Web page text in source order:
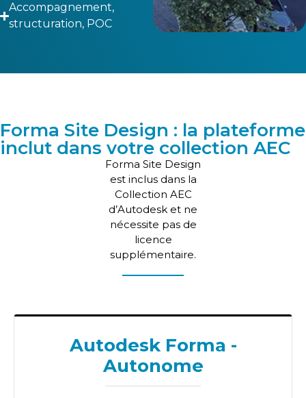
Accompagnement,
structuration, POC
Forma Site Design : la plateforme
inclut dans votre collection AEC
Forma Site Design
est inclus dans la
Collection AEC
d’Autodesk et ne
nécessite pas de
licence
supplémentaire.
Autodesk Forma -
Autonome